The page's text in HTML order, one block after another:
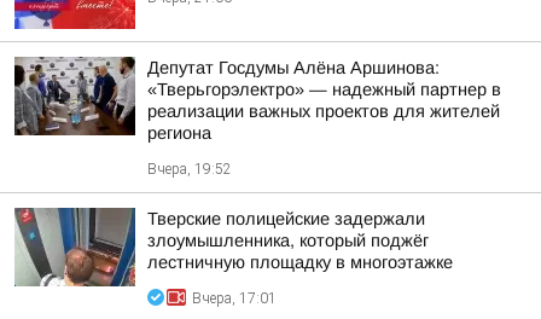
Депутат Госдумы Алёна Аршинова:
«Тверьгорэлектро» — надежный партнер в
реализации важных проектов для жителей
региона
Вчера, 19:52
Тверские полицейские задержали
злоумышленника, который поджёг
лестничную площадку в многоэтажке
Вчера, 17:01